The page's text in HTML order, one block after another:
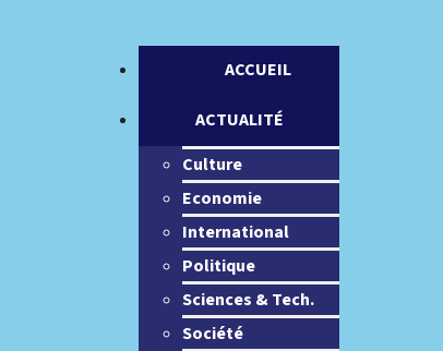
ACCUEIL
ACTUALITÉ
Culture
Economie
International
Politique
Sciences & Tech.
Société